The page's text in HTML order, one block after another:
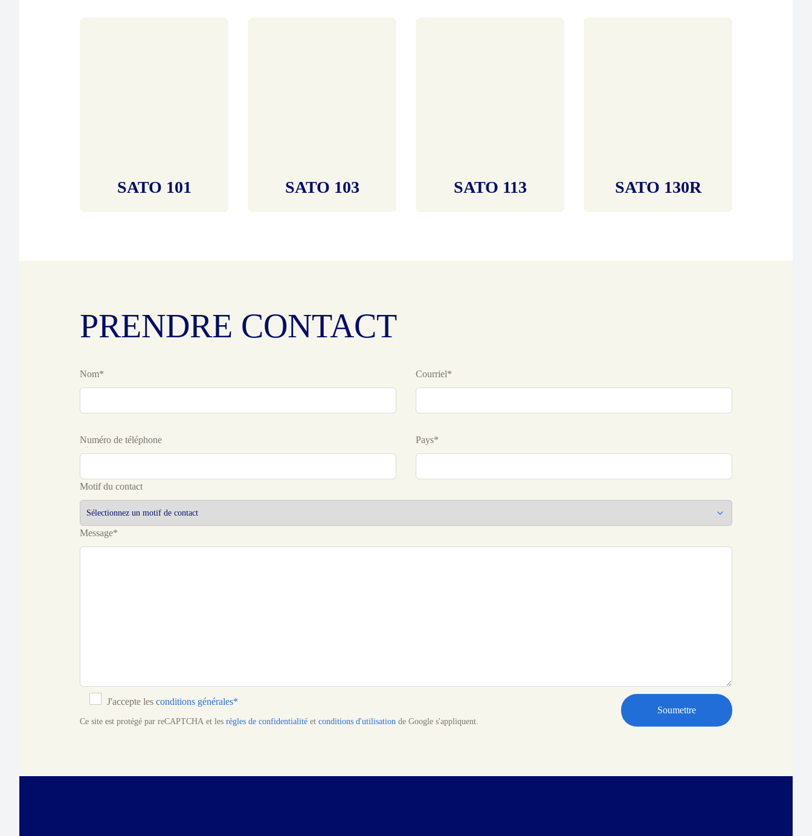
SATO 101 SATO 103 SATO 113 SATO 130R
PRENDRE CONTACT
Nom* Courriel*
Numéro de téléphone Pays*
Motif du contact
Message*
J'accepte les conditions générales*
Ce site est protégé par reCAPTCHA et les règles de confidentialité et conditions d'utilisation de Google s'appliquent.